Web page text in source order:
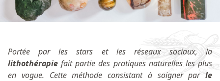
Portée par les stars et les réseaux sociaux, la
lithothérapiefait partie des pratiques naturelles les plus
en vogue. Cette méthode consistant à soigner par le